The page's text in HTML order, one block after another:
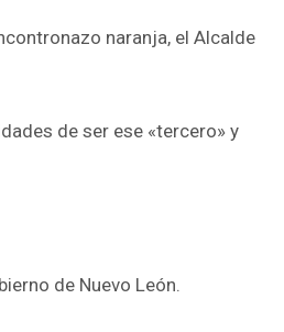
naranja, el Alcalde
de ser ese «tercero» y
de Nuevo León.